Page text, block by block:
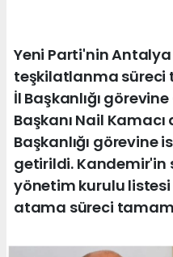
Yeni Parti'nin
teşkilatlanma süreci
İl Başkanlığı
Başkanı Nail
Başkanlığı görevine
getirildi. Kandemir'in
yönetim kurulu
atama süreci